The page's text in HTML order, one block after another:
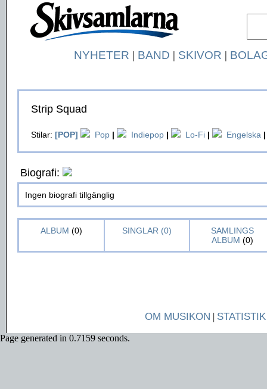
NYHETER | BAND | SKIVOR |
Strip Squad
Stilar: [POP] Pop | Indiepop | Lo-Fi | Engelska |
Biografi:
Ingen biografi tillgänglig
ALBUM (0) SINGLAR (0)
SAMLINGS
ALBUM (0)
OM MUSIKON | STATISTIK
Page generated in 0.7159 seconds.